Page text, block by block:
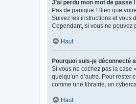
J’ai perdu mon mot de passe !
Pas de panique ! Bien que
Suivez les instructions et vous
Cependant, si vous ne pouvez
Haut
Pourquoi suis-je déconnecté
Si vous ne cochez pas la case
quelqu’un d’autre. Pour
comme une librairie, un
Haut